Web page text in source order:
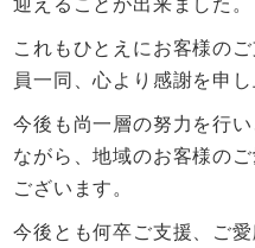
これもひとえにお客様の
員一同、心より感謝を申し
今後も尚一層の努力を行
ながら、地域のお客様の
ございます。
今後とも何卒ご支援、ご